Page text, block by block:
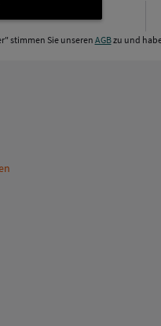
stimmen Sie unseren AGBzu und